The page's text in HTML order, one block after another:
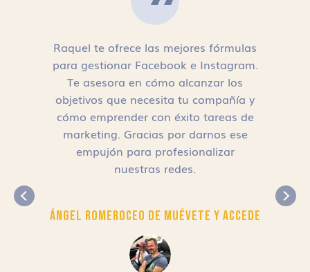
Raquel te ofrece las mejores fórmulas
para gestionar Facebook e Instagram.
Te asesora en cómo alcanzar los
objetivos que necesita tu compañía y
cómo emprender con éxito tareas de
marketing. Gracias por darnos ese
empujón para profesionalizar
nuestras redes.
Ángel RomeroCEO de Muévete y Accede